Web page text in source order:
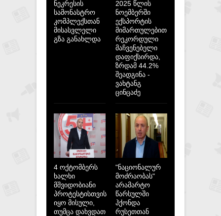
ნეკრესის
სამონასტრო
კომპლექსთან
მისასვლელი
გზა განახლდა
2025 წლის
ნოემბერში
ექსპორტის
მიმართულებით
რეკორდული
მაჩვენებელი
დაფიქსირდა,
ზრდამ 44.2%
შეადგინა -
ვახტანგ
ცინცაძე
4 ოქტომბერს
ხალხი
მშვიდობიანი
პროტესტისთვის
იყო მისული,
თუმცა დახვდათ
"ნაციონალურ
მოძრაობას"
არამარტო
წარსულში
ჰქონდა
რუსეთთან